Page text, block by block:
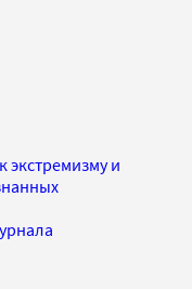
экстремизму и